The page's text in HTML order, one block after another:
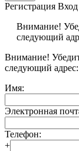
Регистрация Вход
Внимание!
следующий
Внимание!
следующий
Имя:
Электронная
Телефон:
+